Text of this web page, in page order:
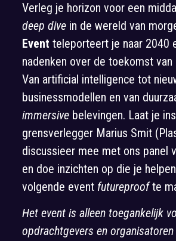
Verleg je horizon voor een
deep dive in de wereld van
Event teleporteert je naar 2040
nadenken over de toekomst van
Van artificial intelligence tot
businessmodellen en van
immersive belevingen. Laat je
grensverlegger Marius Smit
discussieer mee met ons panel
en doe inzichten op die je
volgende event futureproofte
Het event is alleen toegankelijk
opdrachtgevers en organisatoren